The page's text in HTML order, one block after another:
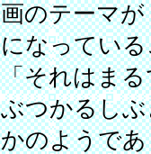
画のテーマ
になってい
「それはま
ぶつかるし
かのようで